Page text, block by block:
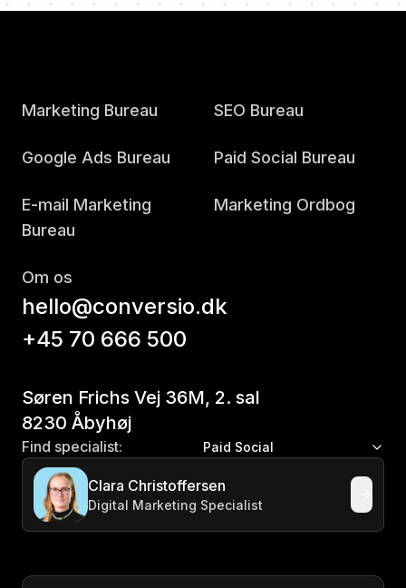
Marketing Bureau SEO Bureau
Google Ads Bureau Paid Social Bureau
E-mail Marketing
Bureau
Marketing Ordbog
Om os
hello@conversio.dk
+45 70 666 500
Søren Frichs Vej 36M, 2. sal
8230 Åbyhøj
Find specialist: Paid Social
Clara Christoffersen
Digital Marketing Specialist